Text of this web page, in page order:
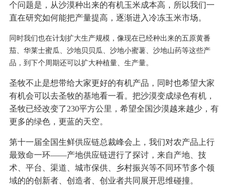
个问题是，从沙漠种出来的有机玉米成本高，所以我们一
直在研究如何能把产量提高，逐渐进入冷冻玉米市场。
同时我们也在计划扩大生产规模，像现在已经种出来的五原黄番
茄、华莱士蜜瓜、沙地贝贝瓜、沙地小蜜薯、沙地山药等这些产
品，到下个周期还可以扩大种植量、生产量。
圣牧不止是想带给大家更好的有机产品，同时也希望大家
有机会可以去圣牧的基地看一看。把沙漠变成绿色有机，
圣牧已经改变了230平方公里，希望全国沙漠越来越少，有
更多的绿色，更蓝的天空。
第十一届全国生鲜供应链总裁峰会上，我们对农产品上行
最致命一环——产地供应链进行了探讨，来自产地、技
术、平台、渠道、城市保供、乡村振兴等不同环节多个领
域的的创新者、创造者、创业者共同展开思维碰撞。